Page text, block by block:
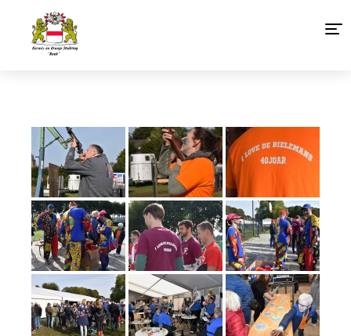
Agenda 2026
Organisatie
Foto’s
Links
Sponsoren Baakse Kermis